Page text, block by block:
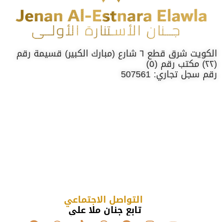
الكويت شرق قطع ٦ شارع (مبارك الكبير) قسيمة رقم
(٢٢) مكتب رقم (٥)
رقم سجل تجاري: 507561
التواصل الاجتماعي
تابع جنان ملا علي